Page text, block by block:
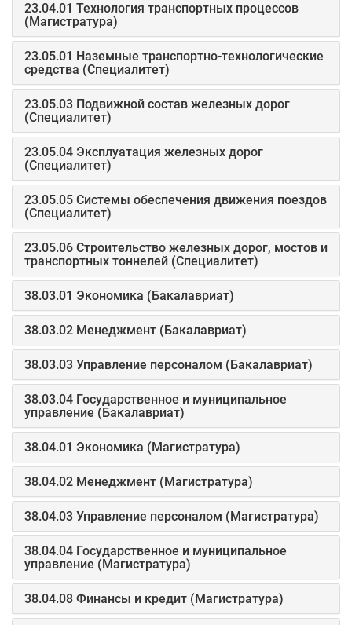
23.04.01 Технология транспортных процессов
(Магистратура)
23.05.01 Наземные транспортно-технологические
средства (Специалитет)
23.05.03 Подвижной состав железных дорог
(Специалитет)
23.05.04 Эксплуатация железных дорог
(Специалитет)
23.05.05 Системы обеспечения движения поездов
(Специалитет)
23.05.06 Строительство железных дорог, мостов и
транспортных тоннелей (Специалитет)
38.03.01 Экономика (Бакалавриат)
38.03.02 Менеджмент (Бакалавриат)
38.03.03 Управление персоналом (Бакалавриат)
38.03.04 Государственное и муниципальное
управление (Бакалавриат)
38.04.01 Экономика (Магистратура)
38.04.02 Менеджмент (Магистратура)
38.04.03 Управление персоналом (Магистратура)
38.04.04 Государственное и муниципальное
управление (Магистратура)
38.04.08 Финансы и кредит (Магистратура)